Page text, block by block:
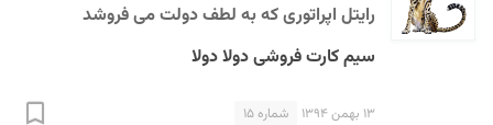
رایتل اپراتوری که به لطف دولت می فروشد
سیم کارت فروشی دولا دولا
۱۳ بهمن ۱۳۹۴ شماره ۱۵